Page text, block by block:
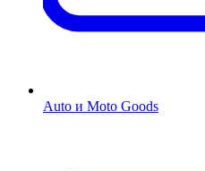
Auto и Moto Goods